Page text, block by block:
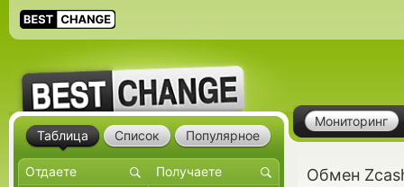
Мониторинг
Обмен
Таблица Список Популярное